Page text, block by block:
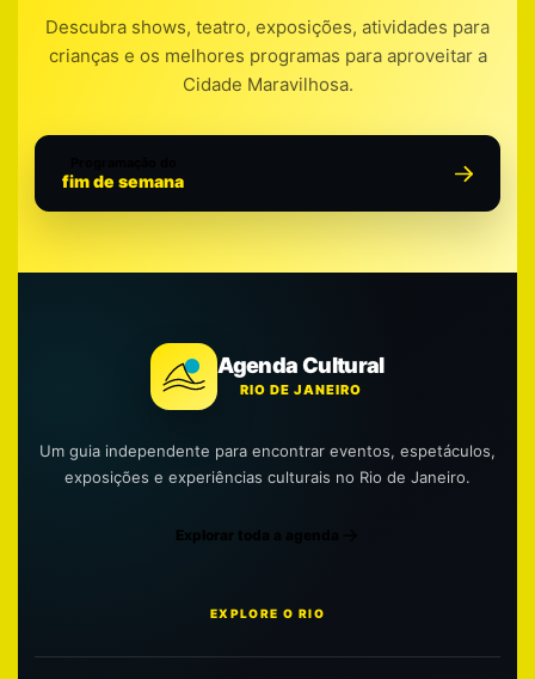
Descubra shows, teatro, exposições, atividades para
crianças e os melhores programas para aproveitar a
Cidade Maravilhosa.
fim de semana
Agenda Cultural
RIO DE JANEIRO
Um guia independente para encontrar eventos, espetáculos,
exposições e experiências culturais no Rio de Janeiro.
Explorar toda a agenda
EXPLORE O RIO